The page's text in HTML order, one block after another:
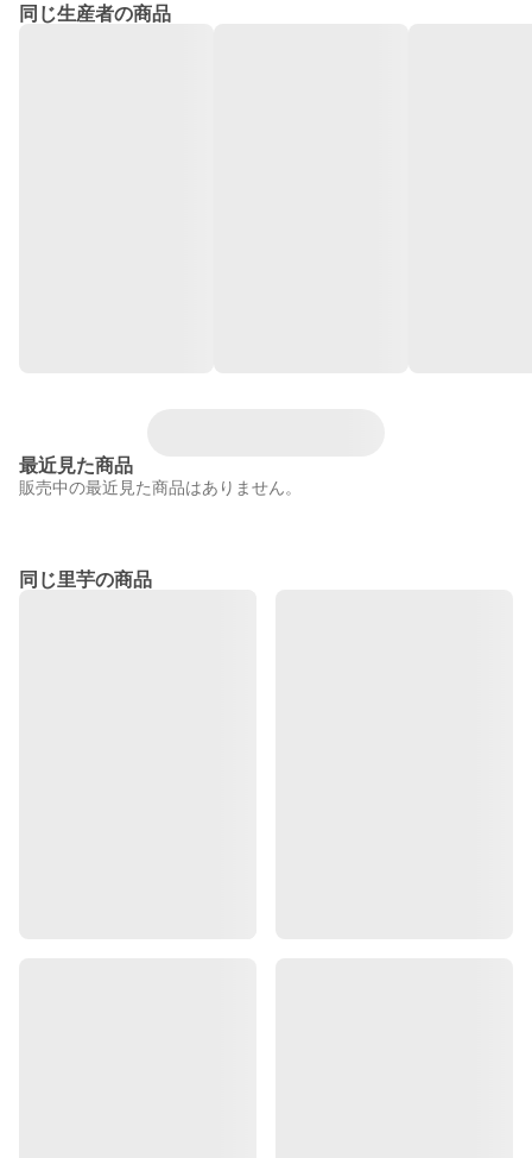
同じ生産者の商品
最近見た商品
販売中の最近見た商品はありません。
同じ里芋の商品